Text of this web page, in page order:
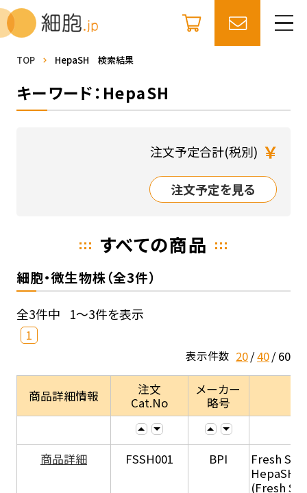
TOP HepaSH 検索結果
キーワード：HepaSH
注文予定合計(税別) ￥
注文予定を見る
すべての商品
細胞・微生物株（全3件）
全3件中 1～3件を表示
1
表示件数 20 40 60
商品詳細情報
注文
Cat.No
メーカー
略号
商品詳細 FSSH001 BPI
Fresh
HepaSH®
(Fresh